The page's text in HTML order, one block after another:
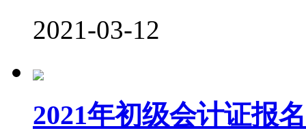
2021-03-12
2021年初级会计证报